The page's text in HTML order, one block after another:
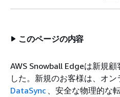
このページの内容
AWS Snowball Edgeは新規
した。新規のお客様は、オン
DataSync 、安全な物理的な